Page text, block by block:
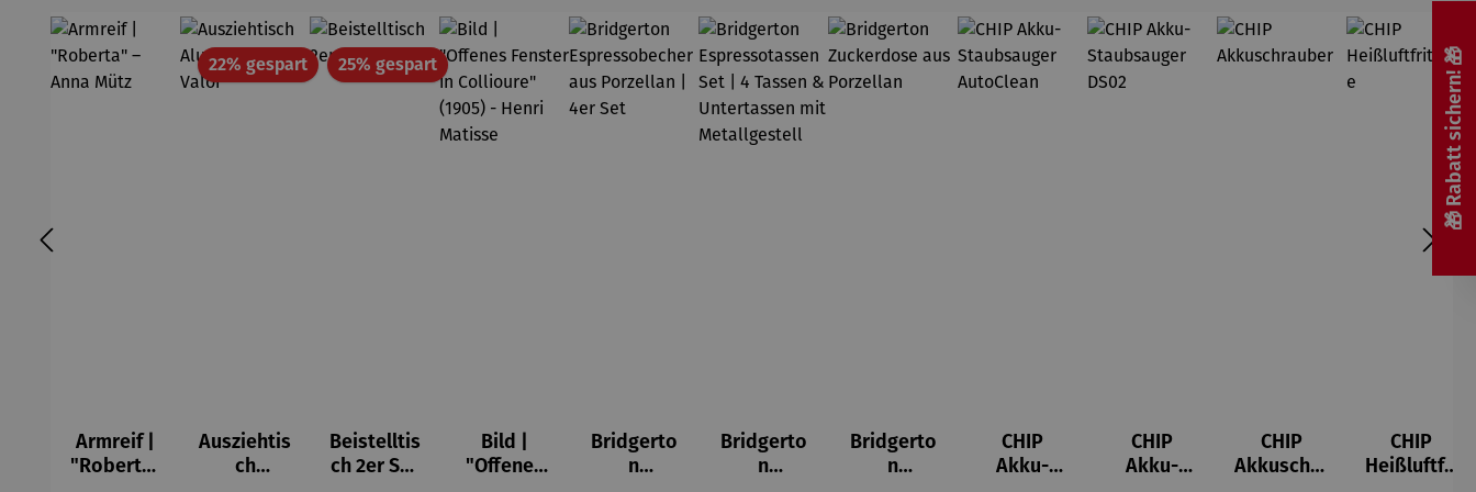
Armreif |
"Roberta"
22% gespartRabatt
Ausziehtis
ch
25% gespartRabatt
Beistelltis
ch 2er Set
Bild |
"Offenes
Bridgerto
n
Bridgerto
n
Bridgerto
n
CHIP
Akku-
CHIP
Akku-
CHIP
Akkuschra
CHIP
Heißluftfri
🎁 Rabatt sichern! 🎁